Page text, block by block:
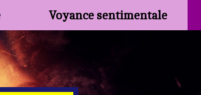
Voyance sentimentale